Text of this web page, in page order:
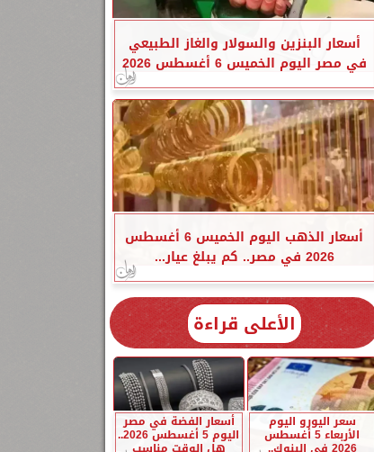
أسعار البنزين والسولار والغاز الطبيعي
في مصر اليوم الخميس 6 أغسطس 2026
أسعار الذهب اليوم الخميس 6 أغسطس
2026 في مصر.. كم يبلغ عيار...
الأعلى قراءة
سعر اليورو اليوم
الأربعاء 5 أغسطس
أسعار الفضة في مصر
اليوم 5 أغسطس 2026..